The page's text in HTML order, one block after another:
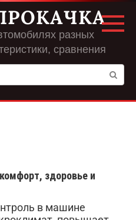
разных
сравнения
здоровье и
в машине